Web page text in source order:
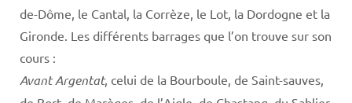
de-Dôme, le Cantal, la Corrèze, le Lot, la Dordogne et la
Gironde. Les différents barrages que l’on trouve sur son
cours :
Avant Argentat, celui de la Bourboule, de Saint-sauves,